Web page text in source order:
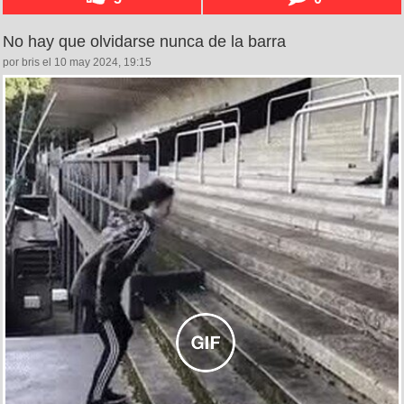
No hay que olvidarse nunca de la barra
por bris el 10 may 2024, 19:15